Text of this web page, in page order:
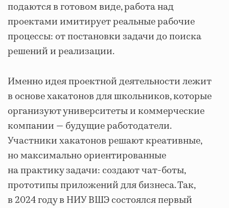
подаются в готовом виде, работа над
проектами имитирует реальные рабочие
процессы: от постановки задачи до поиска
решений и реализации.
Именно идея проектной деятельности лежит
в основе хакатонов для школьников, которые
организуют университеты и коммерческие
компании — будущие работодатели.
Участники хакатонов решают креативные,
но максимально ориентированные
на практику задачи: создают чат-боты,
прототипы приложений для бизнеса. Так,
в 2024 году в НИУ ВШЭ состоялся первый